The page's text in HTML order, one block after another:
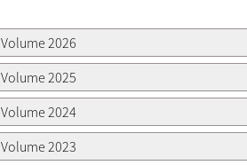
Volume 2026
Volume 2025
Volume 2024
Volume 2023